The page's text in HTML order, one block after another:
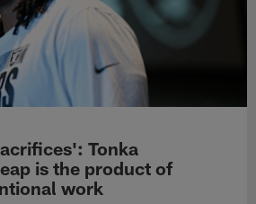
Tonka
is the product of
work